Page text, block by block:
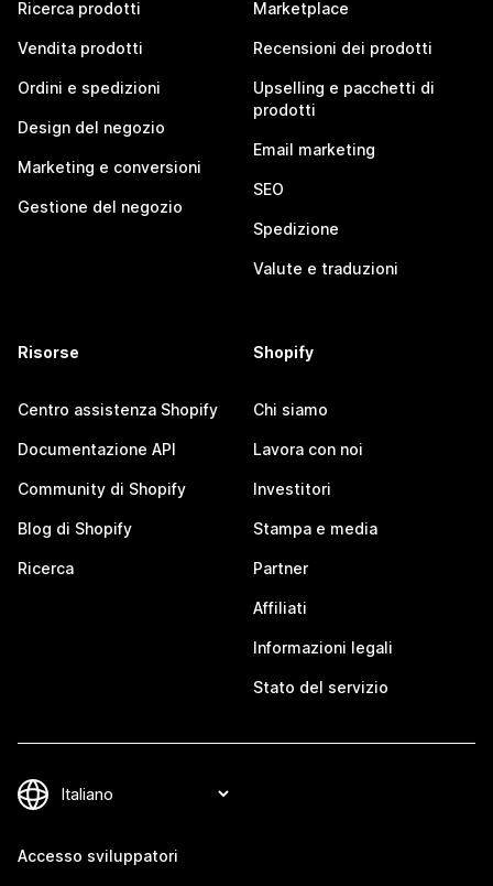
Ricerca prodotti
Vendita prodotti
Ordini e spedizioni
Design del negozio
Marketing e conversioni
Gestione del negozio
Marketplace
Recensioni dei prodotti
Upselling e pacchetti di
prodotti
Email marketing
SEO
Spedizione
Valute e traduzioni
Risorse
Centro assistenza Shopify
Documentazione API
Community di Shopify
Blog di Shopify
Ricerca
Shopify
Chi siamo
Lavora con noi
Investitori
Stampa e media
Partner
Affiliati
Informazioni legali
Stato del servizio
Accesso sviluppatori